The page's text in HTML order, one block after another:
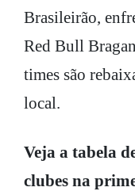
Brasileirão,
Red Bull
times são
local.
Veja a tabela
clubes na